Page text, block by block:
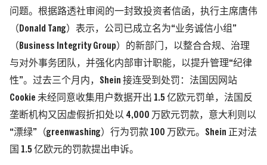
问题。根据路透社审阅的一封致投资者信函，执行主席唐伟
（Donald Tang）表示，公司已成立名为“业务诚信小组”
（Business Integrity Group）的新部门，以整合合规、治理
与对外事务团队，并强化内部审计职能，以提升管理“纪律
性”。过去三个月内，Shein 接连受到处罚：法国因网站
Cookie 未经同意收集用户数据开出 1.5 亿欧元罚单，法国反
垄断机构又因虚假折扣处以 4,000 万欧元罚款，意大利则以
“漂绿”（greenwashing）行为罚款 100 万欧元。Shein 正对法
国 1.5 亿欧元的罚款提出申诉。